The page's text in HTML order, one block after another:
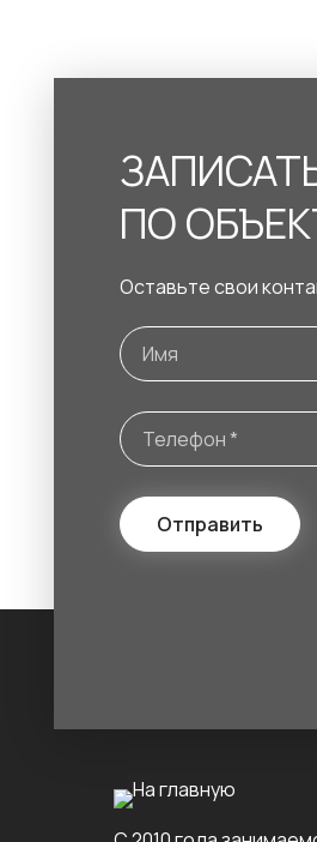
ПО
Оставьте свои
Отправить